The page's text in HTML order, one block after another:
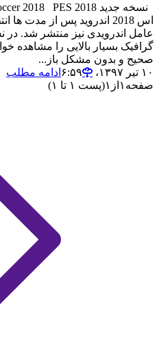
اس 2018 اندروید پس از مدت
گرافیک بسیار بالایی را مشاهده
صحیح و بدون مشکل باز...
۱۰ تیر ۱۳۹۷،‏ ۶:۵۹
ادامه مطلب
صفحه ۱ از ۱(پست ۱ تا ۱)